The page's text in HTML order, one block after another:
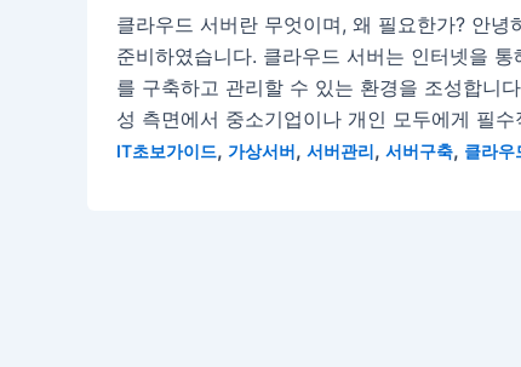
클라우드 서버란 무엇이며, 왜 필요한가? 안
준비하였습니다. 클라우드 서버는 인터넷을
를 구축하고 관리할 수 있는 환경을 조성합니
성 측면에서 중소기업이나 개인 모두에게 필
IT초보가이드, 가상서버, 서버관리, 서버구축, 클라우